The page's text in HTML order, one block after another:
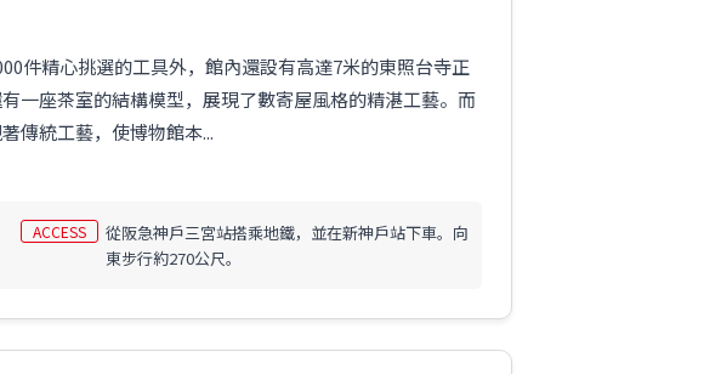
件精心挑選的工具外，館內還設有高達7米的東照台寺正
一座茶室的結構模型，展現了數寄屋風格的精湛工藝。而
傳統工藝，使博物館本...
ACCESS
從阪急神戶三宮站搭乘地鐵，並在新神戶站下車。向
東步行約270公尺。